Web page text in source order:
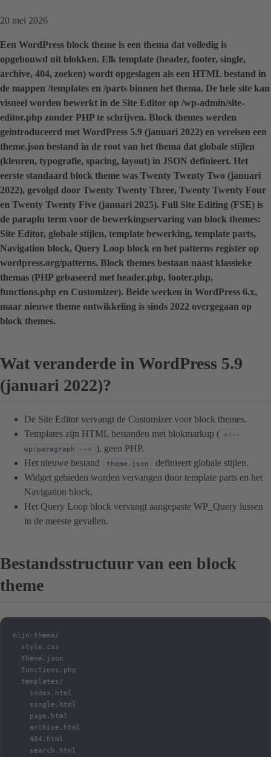
20 mei 2026
Een WordPress block theme is een thema dat volledig is
opgebouwd uit blokken. Elk template (header, footer, single,
archive, 404, zoeken) wordt opgeslagen als een HTML bestand in
de mappen /templates en /parts binnen het thema. De hele site kan
visueel worden bewerkt in de Site Editor op /wp-admin/site-
editor.php zonder PHP te schrijven. Block themes werden
geintroduceerd met WordPress 5.9 (januari 2022) en vereisen een
theme.json bestand in de root van het thema dat globale stijlen
(kleuren, typografie, spacing, layout) in JSON definieert. Het
eerste standaard block theme was Twenty Twenty Two (januari
2022), gevolgd door Twenty Twenty Three, Twenty Twenty Four
en Twenty Twenty Five (januari 2025). Full Site Editing (FSE) is
de paraplu term voor de bewerkingservaring van block themes:
Site Editor, globale stijlen, template bewerking, template parts,
Navigation block, Query Loop block en het patterns register op
wordpress.org/patterns. Block themes bestaan naast klassieke
themas (PHP gebaseerd met header.php, footer.php,
functions.php en Customizer). Beide werken in WordPress 6.x,
maar nieuwe theme ontwikkeling is sinds 2022 overgegaan op
block themes.
Wat veranderde in WordPress 5.9
(januari 2022)?
De Site Editor vervangt de Customizer voor block themes.
Templates zijn HTML bestanden met blokmarkup ( <!--
wp:paragraph --> ), geen PHP.
Het nieuwe bestand
theme.json
definieert globale stijlen.
Widget gebieden worden vervangen door template parts en het
Navigation block.
Het Query Loop block vervangt aangepaste WP_Query lussen
in de meeste gevallen.
Bestandsstructuur van een block
theme
mijn-theme/
  style.css
  theme.json
  functions.php
  templates/
    index.html
    single.html
    page.html
    archive.html
    404.html
    search.html